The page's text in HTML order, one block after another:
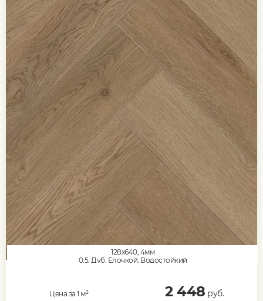
128x640, 4мм
0,5, Дуб, Елочкой, Водостойкий
Цена за 1 м² 2 448 руб.